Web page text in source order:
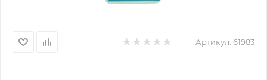
Артикул: 61983